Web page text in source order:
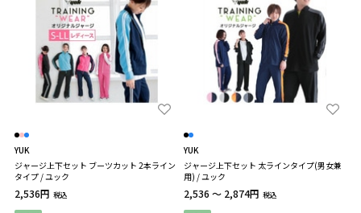
YUK
ジャージ上下セット ブーツカット 2本ライン
タイプ / ユック
2,536円 税込
YUK
ジャージ上下セット 太ラインタイプ(男女兼
用) / ユック
2,536 ～ 2,874円 税込